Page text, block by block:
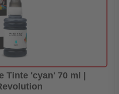
Tinte 'cyan' 70 ml |